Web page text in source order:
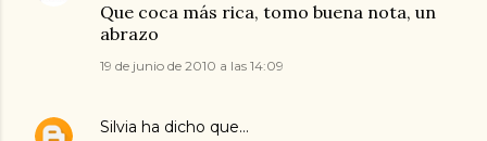
Que coca más rica, tomo buena nota, un
abrazo
19 de junio de 2010 a las 14:09
Silvia ha dicho que…